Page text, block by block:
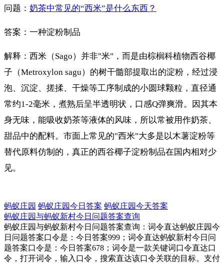
问题： 奶茶中常见的“西米”是什么东西？
答案：一种淀粉制品
解释：西米（Sago）并非"米"，而是由棕榈科植物西谷椰
子（Metroxylon sagu）的树干髓部提取出的淀粉，经过浸
泡、沉淀、搓揉、干燥等工序制成的小圆球颗粒，直径通
常约1-2毫米，煮熟后呈半透明状，口感Q弹爽滑。因其本
身无味，能吸收奶茶等液体的风味，所以常被用作奶茶、
甜品中的配料。市面上常见的"西米"大多是以木薯淀粉等
替代原料仿制的，真正的西谷椰子淀粉制品在国内相对少
见。
蚂蚁庄园 蚂蚁庄园今日答案 蚂蚁庄园今天答案
蚂蚁庄园与蚂蚁新村今日问题答案查询
蚂蚁庄园与蚂蚁新村今日问题答案查询：词令直达蚂蚁庄园今
日问题答案口令是：今日答案999；词令直达蚂蚁新村今日问
题答案口令是：今日答案678；词令是一款关键词口令直达口
令，打开词令，输入口令，搜索直达该口令关联的目标。支付